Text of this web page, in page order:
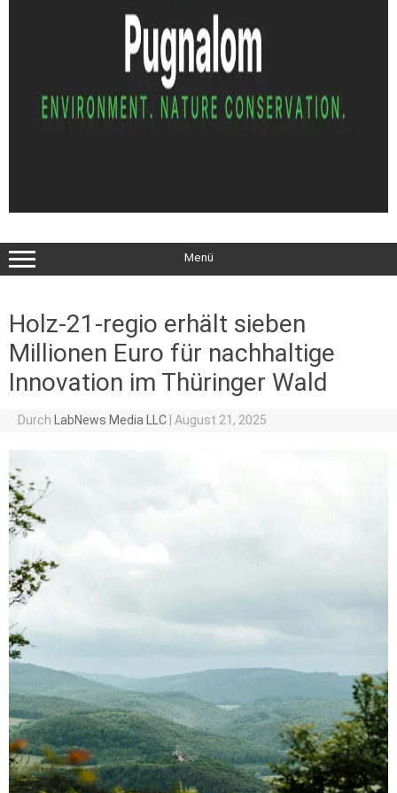
Menü
Holz-21-regio erhält sieben
Millionen Euro für nachhaltige
Innovation im Thüringer Wald
Durch LabNews Media LLC August 21, 2025